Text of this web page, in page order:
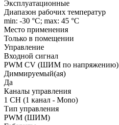
Эксплуатационные
Диапазон рабочих температур
min: -30 °C; max: 45 °C
Место применения
Только в помещении
Управление
Входной сигнал
PWM СV (ШИМ по напряжению)
Диммируемый(ая)
Да
Каналы управления
1 CH (1 канал - Mono)
Тип управления
PWM (ШИМ)